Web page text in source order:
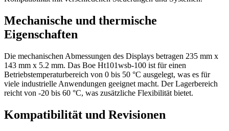
Mechanische und thermische
Eigenschaften
Die mechanischen Abmessungen des Displays betragen 235 mm x
143 mm x 5.2 mm. Das Boe Ht101wsb-100 ist für einen
Betriebstemperaturbereich von 0 bis 50 °C ausgelegt, was es für
viele industrielle Anwendungen geeignet macht. Der Lagerbereich
reicht von -20 bis 60 °C, was zusätzliche Flexibilität bietet.
Kompatibilität und Revisionen